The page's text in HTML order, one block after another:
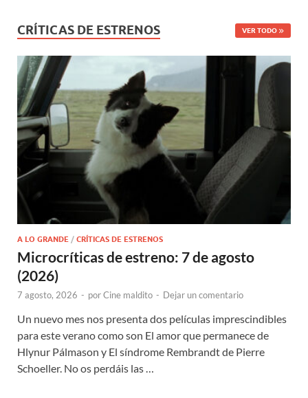
CRÍTICAS DE ESTRENOS VER TODO
A LO GRANDE / CRÍTICAS DE ESTRENOS
Microcríticas de estreno: 7 de agosto
(2026)
7 agosto, 2026 - porCine maldito - Dejar un comentario
Un nuevo mes nos presenta dos películas imprescindibles
para este verano como son El amor que permanece de
Hlynur Pálmason y El síndrome Rembrandt de Pierre
Schoeller. No os perdáis las …